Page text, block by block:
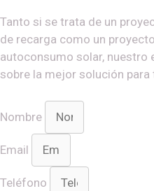
Tanto si se trata de un
de recarga como un
autoconsumo solar, nuestro
sobre la mejor solución para
Nombre
Email
Teléfono